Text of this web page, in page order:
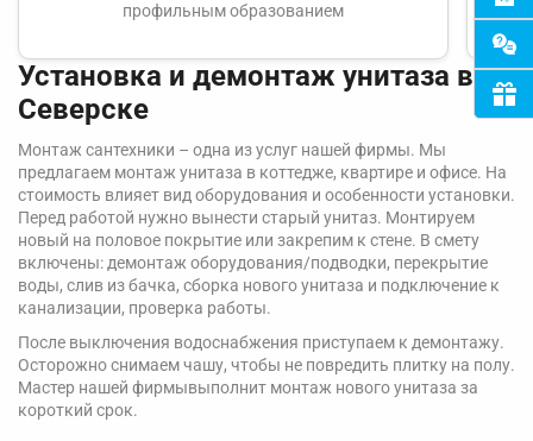
профильным образованием
Установка и демонтаж унитаза в
Северске
Монтаж сантехники – одна из услуг нашей фирмы. Мы
предлагаем монтаж унитаза в коттедже, квартире и офисе. На
стоимость влияет вид оборудования и особенности установки.
Перед работой нужно вынести старый унитаз. Монтируем
новый на половое покрытие или закрепим к стене. В смету
включены: демонтаж оборудования/подводки, перекрытие
воды, слив из бачка, сборка нового унитаза и подключение к
канализации, проверка работы.
После выключения водоснабжения приступаем к демонтажу.
Осторожно снимаем чашу, чтобы не повредить плитку на полу.
Мастер нашей фирмывыполнит монтаж нового унитаза за
короткий срок.